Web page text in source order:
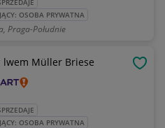
OSOBA PRYWATNA
Praga-Południe
lwem Müller Briese
OSOBA PRYWATNA